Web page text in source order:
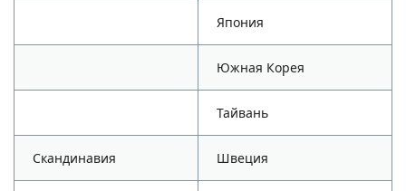
Япония
Южная Корея
Тайвань
Скандинавия Швеция